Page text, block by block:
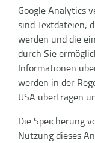
Google Analytics
sind Textdateien,
werden und die
durch Sie
Informationen
werden in der
USA übertragen
Die Speicherung
Nutzung dieses